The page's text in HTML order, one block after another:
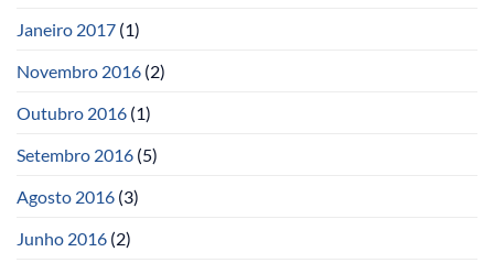
Janeiro 2017 (1)
Novembro 2016 (2)
Outubro 2016 (1)
Setembro 2016 (5)
Agosto 2016 (3)
Junho 2016 (2)